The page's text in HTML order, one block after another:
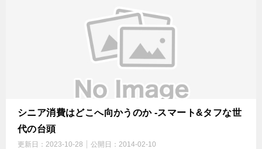
シニア消費はどこへ向かうのか -スマート&タフな世
代の台頭
更新日： 2023-10-28 公開日： 2014-02-10